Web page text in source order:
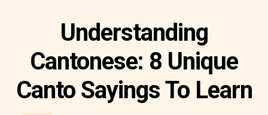
Understanding
Cantonese: 8 Unique
Canto Sayings To Learn